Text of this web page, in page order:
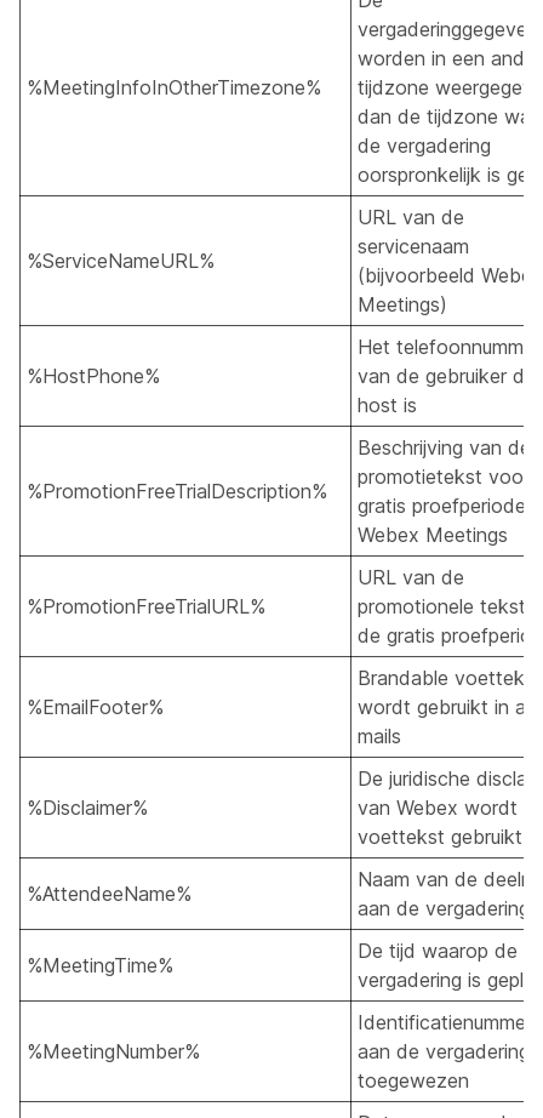
%MeetingInfoInOtherTimezone%
worden in een
tijdzone
dan de tijdzone
de vergadering
oorspronkelijk is
%ServiceNameURL%
URL van de
servicenaam
(bijvoorbeeld Webex
Meetings)
%HostPhone%
Het telefoonnummer
van de gebruiker
host is
%PromotionFreeTrialDescription%
Beschrijving van de
promotietekst voor
gratis proefperiode
Webex Meetings
%PromotionFreeTrialURL%
URL van de
promotionele tekst
de gratis
%EmailFooter%
Brandable
wordt gebruikt in
mails
%Disclaimer%
De juridische
van Webex wordt in
voettekst gebruikt.
%AttendeeName%
Naam van de
aan de vergadering
%MeetingTime%
De tijd waarop de
vergadering is
%MeetingNumber%
Identificatienummer
aan de vergadering
toegewezen